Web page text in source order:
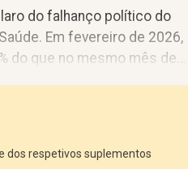
do falhanço político do
Em fevereiro de 2026,
do que no mesmo mês de
dos respetivos suplementos